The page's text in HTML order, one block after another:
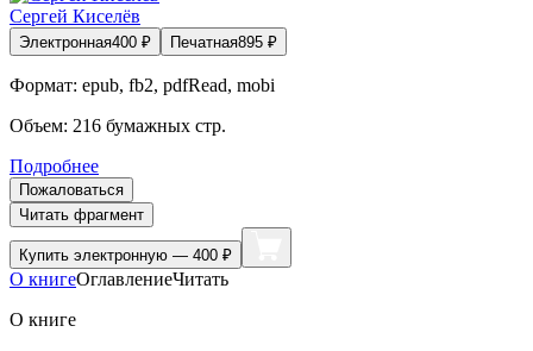
Сергей Киселёв
Электронная400 ₽ Печатная895 ₽
Формат: epub, fb2, pdfRead, mobi
Объем: 216 бумажных стр.
Подробнее
Пожаловаться
Читать фрагмент
Купить электронную — 400 ₽
О книгеОглавлениеЧитать
О книге